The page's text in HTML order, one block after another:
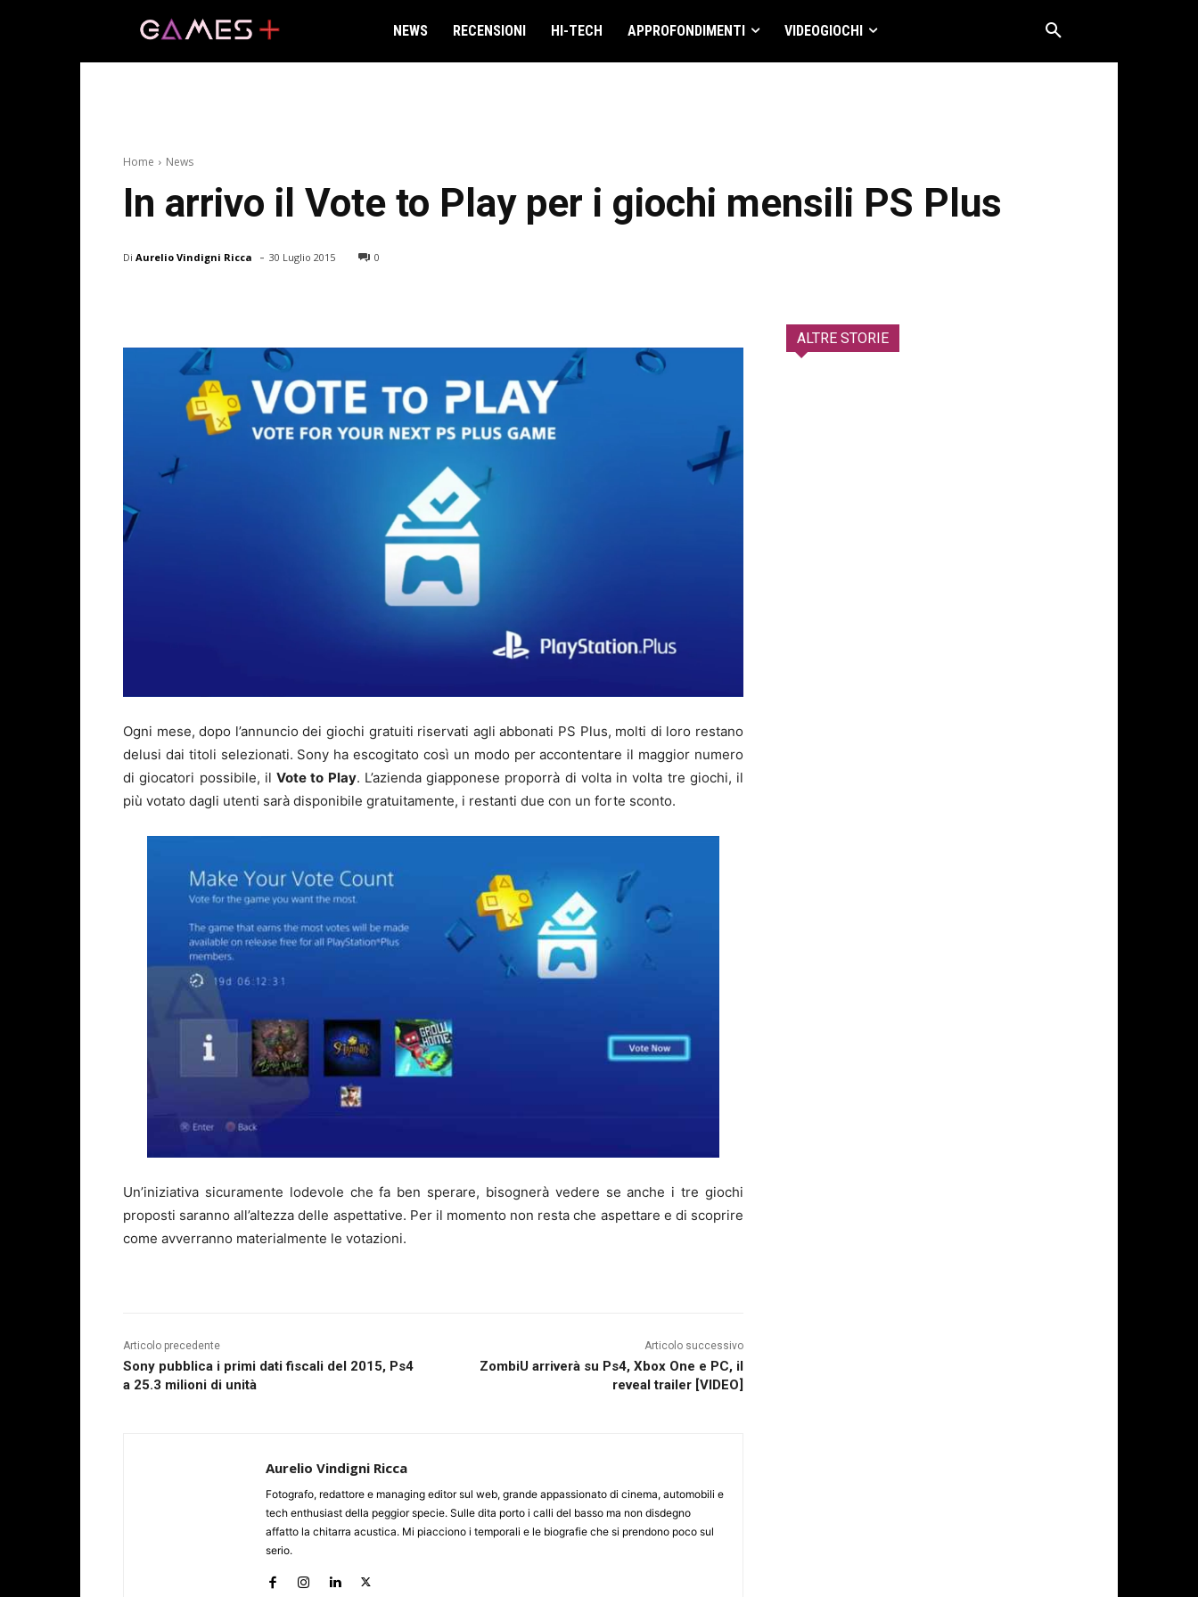
NEWS RECENSIONI HI-TECH APPROFONDIMENTI VIDEOGIOCHI
Home News
In arrivo il Vote to Play per i giochi mensili PS Plus
Di Aurelio Vindigni Ricca - 30 Luglio 2015 0
Ogni mese, dopo l’annuncio dei giochi gratuiti riservati agli abbonati PS Plus, molti di loro restano
delusi dai titoli selezionati. Sony ha escogitato così un modo per accontentare il maggior numero
di giocatori possibile, il Vote to Play. L’azienda giapponese proporrà di volta in volta tre giochi, il
più votato dagli utenti sarà disponibile gratuitamente, i restanti due con un forte sconto.
Un’iniziativa sicuramente lodevole che fa ben sperare, bisognerà vedere se anche i tre giochi
proposti saranno all’altezza delle aspettative. Per il momento non resta che aspettare e di scoprire
come avverranno materialmente le votazioni.
Articolo precedente
Sony pubblica i primi dati fiscali del 2015, Ps4
a 25.3 milioni di unità
Articolo successivo
ZombiU arriverà su Ps4, Xbox One e PC, il
reveal trailer [VIDEO]
Aurelio Vindigni Ricca
Fotografo, redattore e managing editor sul web, grande appassionato di cinema, automobili e
tech enthusiast della peggior specie. Sulle dita porto i calli del basso ma non disdegno
affatto la chitarra acustica. Mi piacciono i temporali e le biografie che si prendono poco sul
serio.
ALTRE STORIE